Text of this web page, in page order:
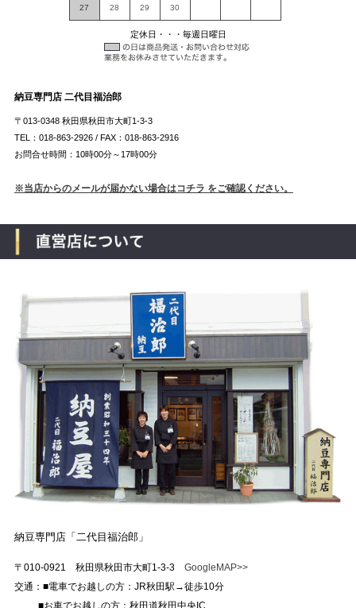
27 28 29 30
定休日・・・毎週日曜日
納豆専門店 二代目福治郎
〒013-0348 秋田県秋田市大町1-3-3
TEL：018-863-2926 / FAX：018-863-2916
お問合せ時間：10時00分～17時00分
※当店からのメールが届かない場合はコチラ をご確認ください。
納豆専門店「二代目福治郎」
〒010-0921 秋田県秋田市大町1-3-3 GoogleMAP>>
交通：■電車でお越しの方：JR秋田駅→徒歩10分
■お車でお越しの方：秋田道秋田中央IC